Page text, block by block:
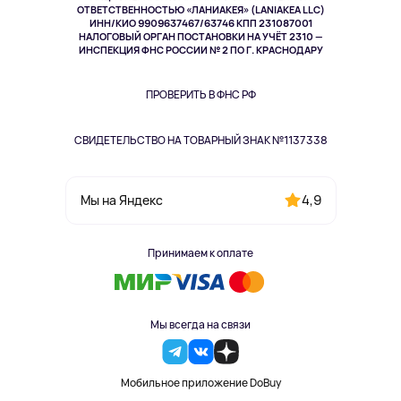
ОТВЕТСТВЕННОСТЬЮ «ЛАНИАКЕЯ» (LANIAKEA LLC)
ИНН/КИО 9909637467/63746 КПП 231087001
НАЛОГОВЫЙ ОРГАН ПОСТАНОВКИ НА УЧЁТ 2310 —
ИНСПЕКЦИЯ ФНС РОССИИ № 2 ПО Г. КРАСНОДАРУ
ПРОВЕРИТЬ В ФНС РФ
СВИДЕТЕЛЬСТВО НА ТОВАРНЫЙ ЗНАК №1137338
Мы на Яндекс 4,9
Принимаем к оплате
Мы всегда на связи
Мобильное приложение DoBuy
Здоровье питомцев
Одежда и аксессуары